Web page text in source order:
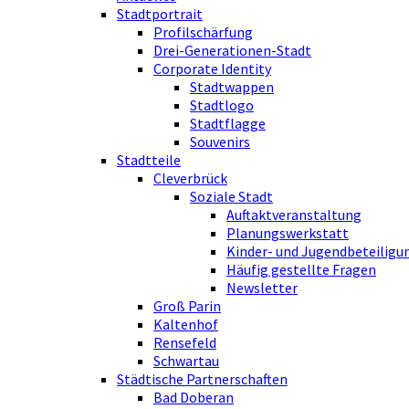
Stadtportrait
Profilschärfung
Drei-Generationen-Stadt
Corporate Identity
Stadtwappen
Stadtlogo
Stadtflagge
Souvenirs
Stadtteile
Cleverbrück
Soziale Stadt
Auftaktveranstaltung
Planungswerkstatt
Kinder- und
Häufig gestellte Fragen
Newsletter
Groß Parin
Kaltenhof
Rensefeld
Schwartau
Städtische Partnerschaften
Bad Doberan